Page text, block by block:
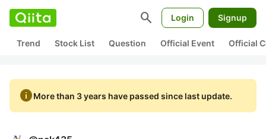
search Login Signup
Trend Stock List Question Official Event Official
infoMore than 3 years have passed since last update.